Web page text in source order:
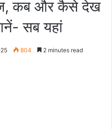
कब और कैसे देख
सब यहां
804 2 minutes read